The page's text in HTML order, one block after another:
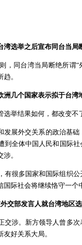
湾选举之后宣布同台当局
，同台湾当局断绝所谓
。
几个国家表示拟于台
选举结果如何，都改变
发展外交关系的政治基
到全体中国人民和国际
。
有很多国家和国际组织
国际社会将继续恪守一
交部发言人就台湾地
交涉。新方领导人曾多
好关系大局。